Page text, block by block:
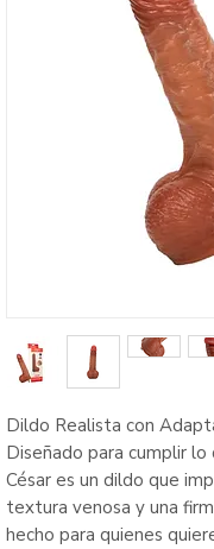
Dildo Realista con
Diseñado para cumplir
César es un dildo que
textura venosa y una
hecho para quienes